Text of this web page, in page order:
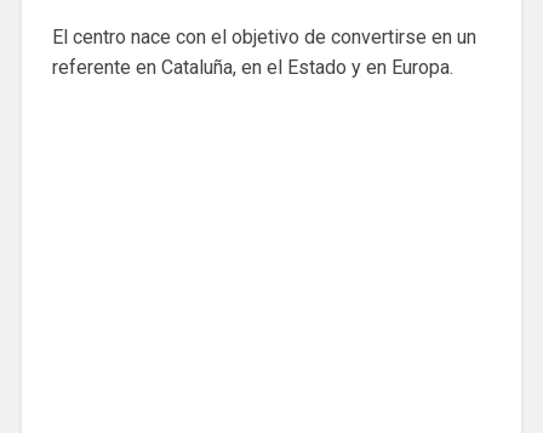
El centro nace con el objetivo de convertirse en un
referente en Cataluña, en el Estado y en Europa.